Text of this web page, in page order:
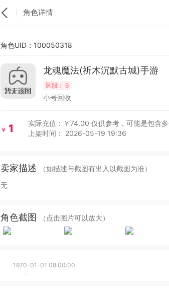
角色详情
角色UID：100050318
龙魂魔法(祈木沉默古城)手游
区服： 6
小号回收
￥ 1 实际充值：￥74.00 仅供参考，可能是包含
上架时间： 2026-05-19 19:36
卖家描述
（如描述与截图有出入以截图为准）
无
角色截图 （点击图片可以放大）
1970-01-01 08:00:00